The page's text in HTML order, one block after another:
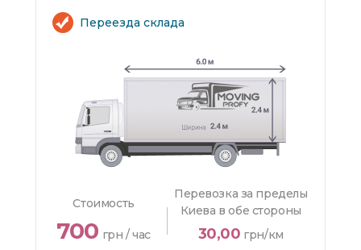
Переезда склада
Стоимость
700 грн / час
Перевозка за пределы
Киева в обе стороны
30,00 грн/км